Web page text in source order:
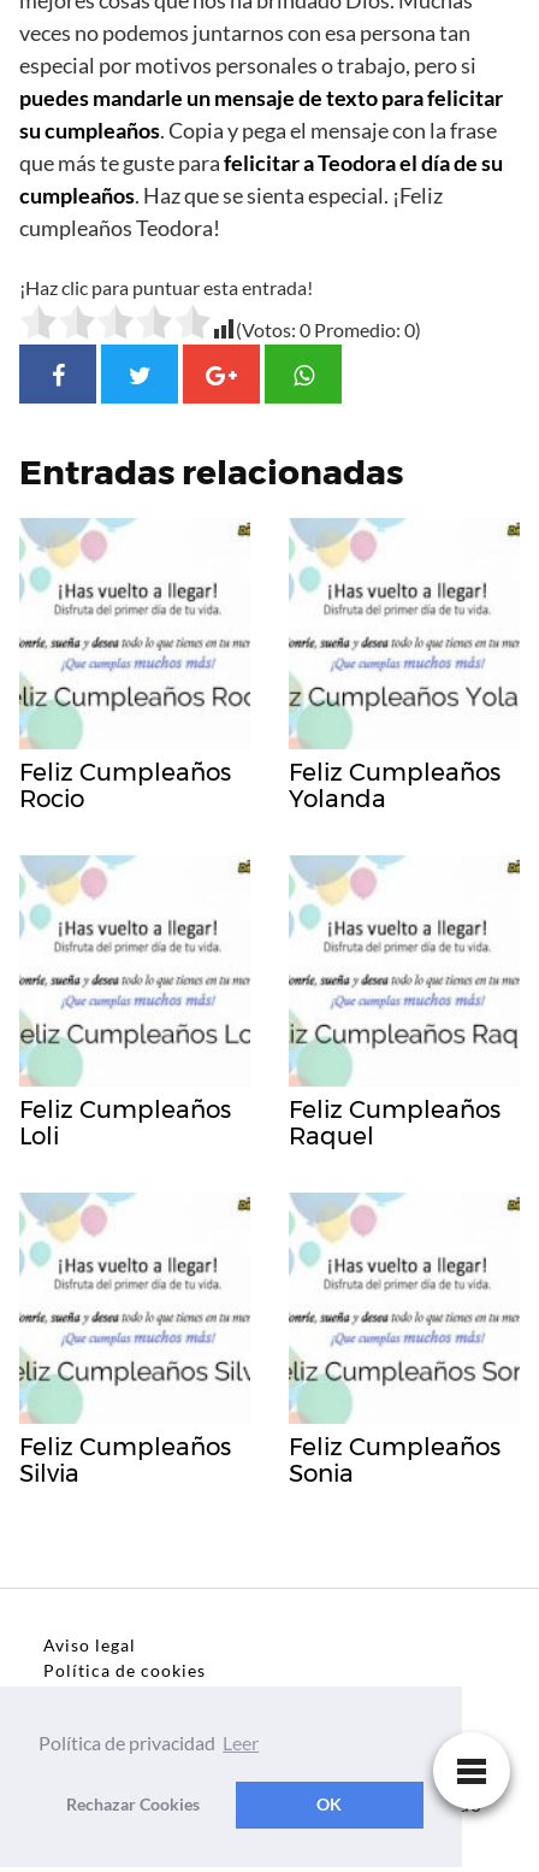
veces no podemos juntarnos con esa persona tan
especial por motivos personales o trabajo, pero si
puedes mandarle un mensaje de texto para felicitar
su cumpleaños. Copia y pega el mensaje con la frase
que más te guste parafelicitar a Teodora el día de su
cumpleaños. Haz que se sienta especial. ¡Feliz
cumpleaños Teodora!
¡Haz clic para puntuar esta entrada!
(Votos: 0 Promedio: 0)
Entradas relacionadas
Feliz Cumpleaños
Rocio
Feliz Cumpleaños
Yolanda
Feliz Cumpleaños
Loli
Feliz Cumpleaños
Raquel
Feliz Cumpleaños
Silvia
Feliz Cumpleaños
Sonia
Aviso legal
Política de cookies
Dedicatorias, frases, textos para todo el mundo
Política de privacidad Leer
Rechazar Cookies OK